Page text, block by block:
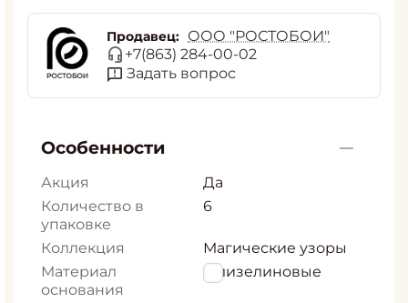
Продавец: ООО "РОСТОБОИ"
+7(863) 284-00-02
Задать вопрос
Особенности
Акция
Да
Количество в
упаковке
6
Коллекция
Магические узоры
Материал
основания
Флизелиновые